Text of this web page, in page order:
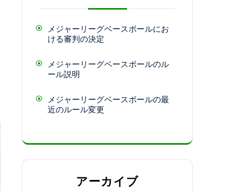
メジャーリーグベースボールにお
ける審判の決定
メジャーリーグベースボールのル
ール説明
メジャーリーグベースボールの最
近のルール変更
アーカイブ